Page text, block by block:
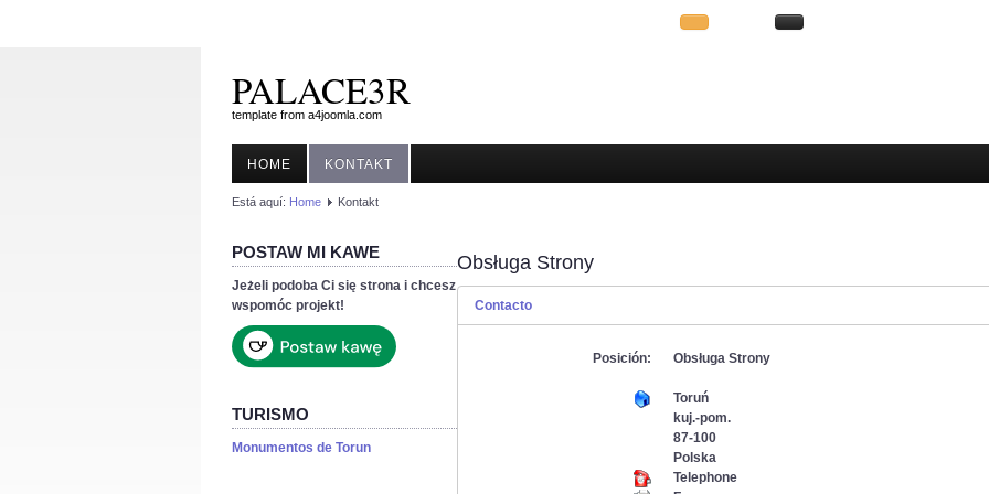
PALACE3R
template from a4joomla.com
HOME KONTAKT
Está aquí: Home Kontakt
POSTAW MI KAWE
Jeżeli podoba Ci się strona i chcesz
wspomóc projekt!
TURISMO
Monumentos de Torun
Obsługa Strony
Contacto
Posición: Obsługa Strony
Toruń
kuj.-pom.
87-100
Polska
Telephone